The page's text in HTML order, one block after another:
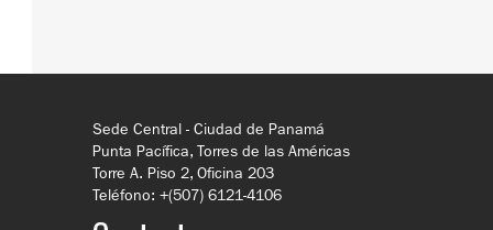
Sede Central - Ciudad de Panamá
Punta Pacífica, Torres de las Américas
Torre A. Piso 2, Oficina 203
Teléfono: +(507) 6121-4106